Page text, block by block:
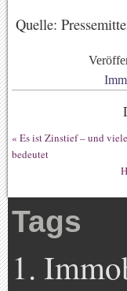
Quelle:
« Es ist Zinstief – und
bedeutet
Tags
1.